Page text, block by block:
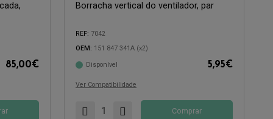
85,00€
Borracha vertical do ventilador, par
REF: 7042
OEM: 151 847 341A (x2)
Disponível 5,95€
Ver Compatibilidade
Comprar